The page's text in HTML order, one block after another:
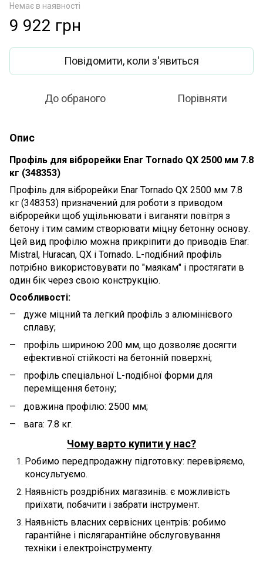
Немає в наявності
9 922 грн
Повідомити, коли з'явиться
До обраного Порівняти
Опис
Профіль для віброрейки Enar Tornado QX 2500 мм 7.8
кг (348353)
Профіль для віброрейки Enar Tornado QX 2500 мм 7.8
кг (348353) призначений для роботи з приводом
віброрейки щоб ущільнювати і виганяти повітря з
бетону і тим самим створювати міцну бетонну основу.
Цей вид профілю можна прикріпити до приводів Enar:
Mistral, Huracan, QX і Tornado. L-подібний профіль
потрібно використовувати по "маякам" і простягати в
один бік через свою конструкцію.
Особливості:
дуже міцний та легкий профіль з алюмінієвого
сплаву;
профіль шириною 200 мм, що дозволяє досягти
ефективної стійкості на бетонній поверхні;
профіль спеціальної L-подібної форми для
переміщення бетону;
довжина профілю: 2500 мм;
вага: 7.8 кг.
Чому варто купити у нас?
Робимо передпродажну підготовку: перевіряємо,
консультуємо.
Наявність роздрібних магазинів: є можливість
приїхати, побачити і забрати інструмент.
Наявність власних сервісних центрів: робимо
гарантійне і післягарантійне обслуговування
техніки і електроінструменту.